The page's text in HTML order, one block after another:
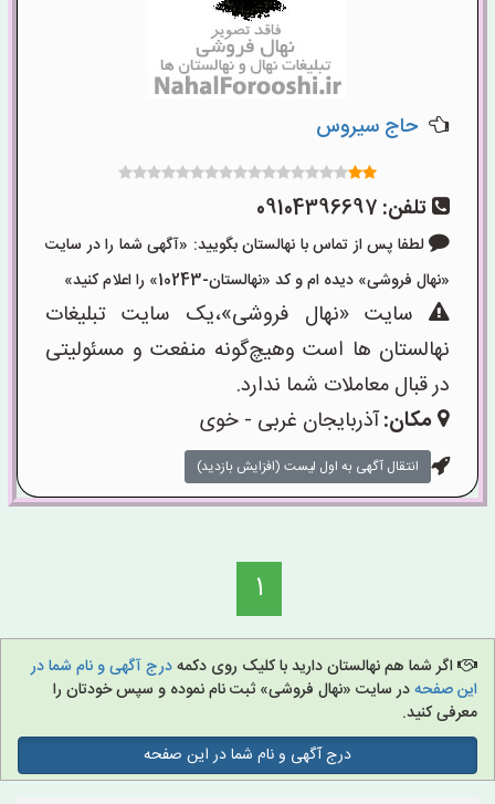
حاج سیروس
تلفن: 09104396697
لطفا پس از تماس با نهالستان بگویید: «آگهی شما را در سایت
«نهال فروشی» دیده ام و کد «نهالستان-10243» را اعلام کنید»
سایت «نهال فروشی»،یک سایت تبلیغات
نهالستان ها است وهیچ‌گونه منفعت و مسئولیتی
در قبال معاملات شما ندارد.
مکان:آذربایجان غربی - خوی
انتقال آگهی به اول لیست (افزایش بازدید)
1
اگر شما هم نهالستان دارید با کلیک روی دکمهدرج آگهی و نام شما در
این صفحهدر سایت «نهال فروشی» ثبت نام نموده و سپس خودتان را
معرفی کنید.
درج آگهی و نام شما در این صفحه